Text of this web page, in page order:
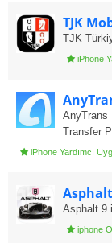
TJK
TJK
iPhone
AnyTrans
Transfer
iPhone Yardımcı
Asphalt 9
iphone